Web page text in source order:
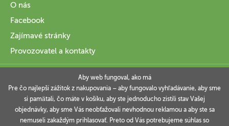
O nás
Facebook
Zajímavé stránky
Provozovatel a kontakty
INFORMACE
Aby web fungoval, ako má
Pre čo najlepší zážitok z nakupovania – aby fungovalo vyhľadávanie, aby sme
si pamätali, čo máte v košíku, aby ste jednoducho zistili stav Vašej
objednávky, aby sme Vás neobťažovali nevhodnou reklamou a aby ste sa
nemuseli zakaždým prihlasovať. Preto od Vás potrebujeme súhlas so